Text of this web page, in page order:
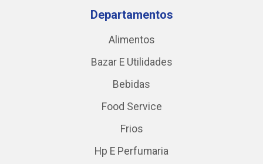
Departamentos
Alimentos
Bazar E Utilidades
Bebidas
Food Service
Frios
Hp E Perfumaria